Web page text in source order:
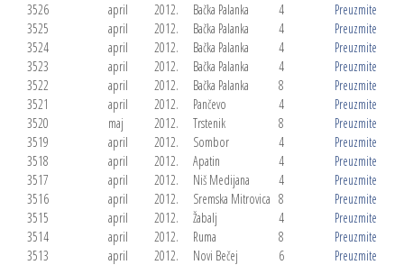
3526
april 2012. Bačka Palanka 4
Preuzmite
3525
april 2012. Bačka Palanka 4
Preuzmite
3524
april 2012. Bačka Palanka 4
Preuzmite
3523
april 2012. Bačka Palanka 4
Preuzmite
3522
april 2012. Bačka Palanka 8
Preuzmite
3521
april 2012. Pančevo 4
Preuzmite
3520
maj 2012. Trstenik 8
Preuzmite
3519
april 2012. Sombor 4
Preuzmite
3518
april 2012. Apatin 4
Preuzmite
3517
april 2012. Niš Medijana 4
Preuzmite
3516
april 2012. Sremska Mitrovica 8
Preuzmite
3515
april 2012. Žabalj 4
Preuzmite
3514
april 2012. Ruma 8
Preuzmite
3513
april 2012. Novi Bečej 6
Preuzmite